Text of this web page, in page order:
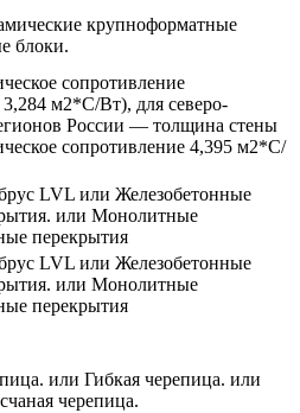
крупноформатные
блоки.
сопротивление
м2*С/Вт), для северо-
России — толщина стены
сопротивление 4,395 м2*С/
LVL или Железобетонные
или Монолитные
перекрытия
LVL или Железобетонные
или Монолитные
перекрытия
или Гибкая черепица. или
черепица.